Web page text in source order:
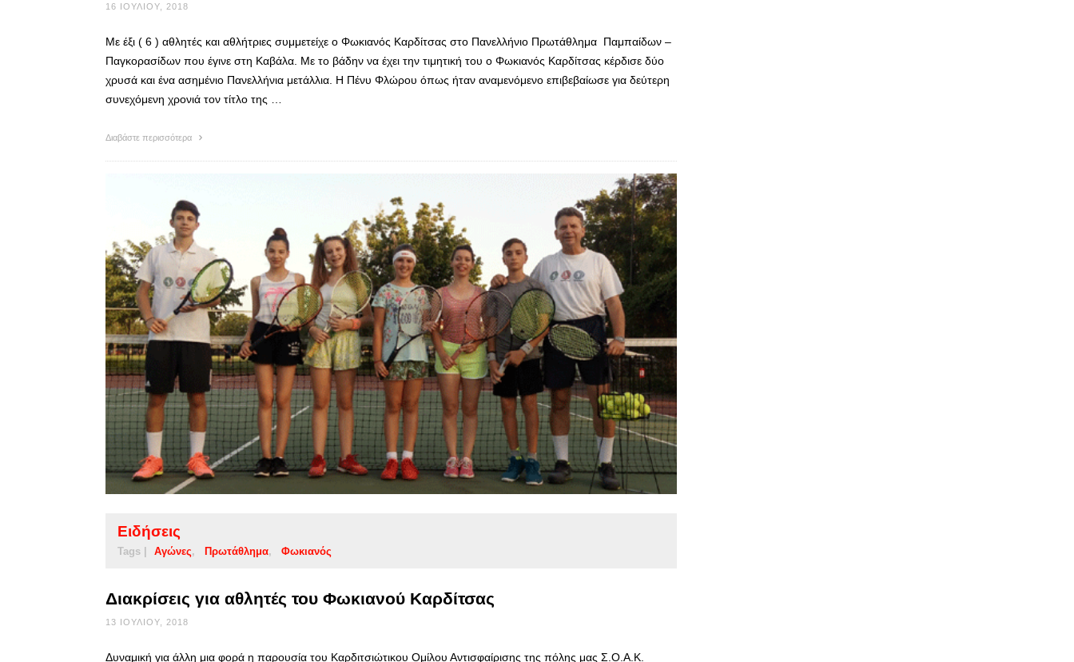
16 ΙΟΥΛΊΟΥ, 2018
Με έξι ( 6 ) αθλητές και αθλήτριες συμμετείχε ο Φωκιανός Καρδίτσας στο Πανελλήνιο Πρωτάθλημα Παμπαίδων –
Παγκορασίδων που έγινε στη Καβάλα. Με το βάδην να έχει την τιμητική του ο Φωκιανός Καρδίτσας κέρδισε δύο
χρυσά και ένα ασημένιο Πανελλήνια μετάλλια. Η Πένυ Φλώρου όπως ήταν αναμενόμενο επιβεβαίωσε για δεύτερη
συνεχόμενη χρονιά τον τίτλο της …
Διαβάστε περισσότερα
Ειδήσεις
Tags | Αγώνες Πρωτάθλημα Φωκιανός
Διακρίσεις για αθλητές του Φωκιανού Καρδίτσας
13 ΙΟΥΛΊΟΥ, 2018
Δυναμική για άλλη μια φορά η παρουσία του Καρδιτσιώτικου Ομίλου Αντισφαίρισης της πόλης μας Σ.Ο.Α.Κ.